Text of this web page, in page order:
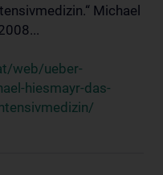
Michael
web/ueber-
hiesmayr-das-